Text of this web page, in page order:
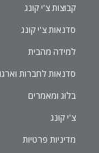
קבוצות צ'י קונג
סדנאות צ'י קונג
למידה מהבית
סדנאות לחברות
בלוג ומאמרים
צ'י קונג
מדיניות פרטיות